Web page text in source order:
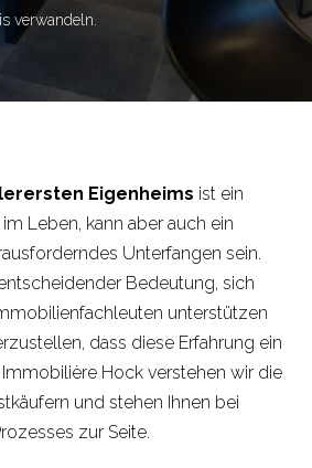
verwandeln.
Eigenheims ist ein
Leben, kann aber auch ein
Unterfangen sein.
Bedeutung, sich
unterstützen
dass diese Erfahrung ein
Hock verstehen wir die
und stehen Ihnen bei
zur Seite.